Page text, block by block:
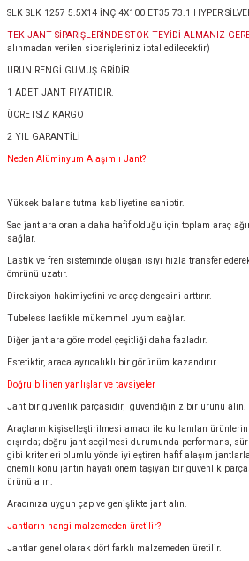
SLK SLK 1257 5.5X14 İNÇ 4X100 ET35 73.1 HYPER
TEK JANT SİPARİŞLERİNDE STOK TEYİDİ ALMANIZ
alınmadan verilen siparişleriniz iptal edilecektir)
ÜRÜN RENGİ GÜMÜŞ GRİDİR.
1 ADET JANT FİYATIDIR.
ÜCRETSİZ KARGO
2 YIL GARANTİLİ
Neden Alüminyum Alaşımlı Jant?
Yüksek balans tutma kabiliyetine sahiptir.
Sac jantlara oranla daha hafif olduğu için toplam araç
sağlar.
Lastik ve fren sisteminde oluşan ısıyı hızla transfer
ömrünü uzatır.
Direksiyon hakimiyetini ve araç dengesini arttırır.
Tubeless lastikle mükemmel uyum sağlar.
Diğer jantlara göre model çeşitliği daha fazladır.
Estetiktir, araca ayrıcalıklı bir görünüm kazandırır.
Doğru bilinen yanlışlar ve tavsiyeler
Jant bir güvenlik parçasıdır, güvendiğiniz bir ürünü alın.
Araçların kişiselleştirilmesi amacı ile kullanılan
dışında; doğru jant seçilmesi durumunda performans,
gibi kriterleri olumlu yönde iyileştiren hafif alaşım
önemli konu jantın hayati önem taşıyan bir güvenlik
ürünü alın.
Aracınıza uygun çap ve genişlikte jant alın.
Jantların hangi malzemeden üretilir?
Jantlar genel olarak dört farklı malzemeden üretilir.